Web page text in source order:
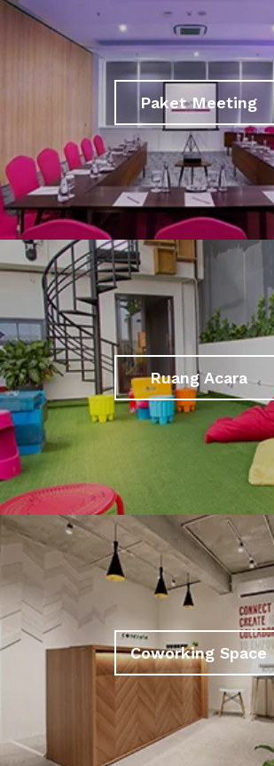
Paket Meeting
Ruang Acara
Coworking Space